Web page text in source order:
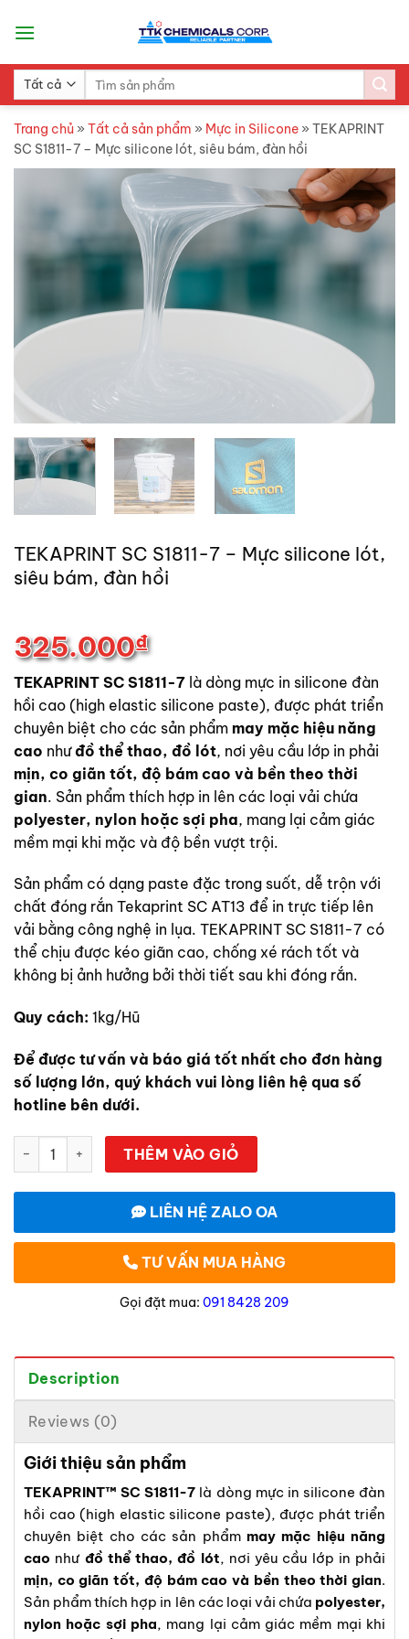
Search
Trang chủ » Tất cả sản phẩm » Mực in Silicone » TEKAPRINT
SC S1811-7 – Mực silicone lót, siêu bám, đàn hồi
TEKAPRINT SC S1811-7 – Mực silicone lót,
siêu bám, đàn hồi
325.000₫
TEKAPRINT SC S1811-7 là dòng mực in silicone đàn
hồi cao (high elastic silicone paste), được phát triển
chuyên biệt cho các sản phẩm may mặc hiệu năng
cao nhưđồ thể thao, đồ lót, nơi yêu cầu lớp in phải
mịn, co giãn tốt, độ bám cao và bền theo thời
gian. Sản phẩm thích hợp in lên các loại vải chứa
polyester, nylon hoặc sợi pha, mang lại cảm giác
mềm mại khi mặc và độ bền vượt trội.
Sản phẩm có dạng paste đặc trong suốt, dễ trộn với
chất đóng rắn Tekaprint SC AT13 để in trực tiếp lên
vải bằng công nghệ in lụa. TEKAPRINT SC S1811-7 có
thể chịu được kéo giãn cao, chống xé rách tốt và
không bị ảnh hưởng bởi thời tiết sau khi đóng rắn.
Quy cách: 1kg/Hũ
Để được tư vấn và báo giá tốt nhất cho đơn hàng
số lượng lớn, quý khách vui lòng liên hệ qua số
hotline bên dưới.
TEKAPRINT SC S1811-7 – Mực silicone lót, siêu bám, đàn hồi
THÊM VÀO GIỎ
LIÊN HỆ ZALO OA
TƯ VẤN MUA HÀNG
Gọi đặt mua: 091 8428 209
Description
Reviews (0)
Giới thiệu sản phẩm
TEKAPRINT™ SC S1811-7 là dòng mực in silicone đàn
hồi cao (high elastic silicone paste), được phát triển
chuyên biệt cho các sản phẩm may mặc hiệu năng
cao như đồ thể thao, đồ lót, nơi yêu cầu lớp in phải
mịn, co giãn tốt, độ bám cao và bền theo thời gian.
Sản phẩm thích hợp in lên các loại vải chứa polyester,
nylon hoặc sợi pha, mang lại cảm giác mềm mại khi